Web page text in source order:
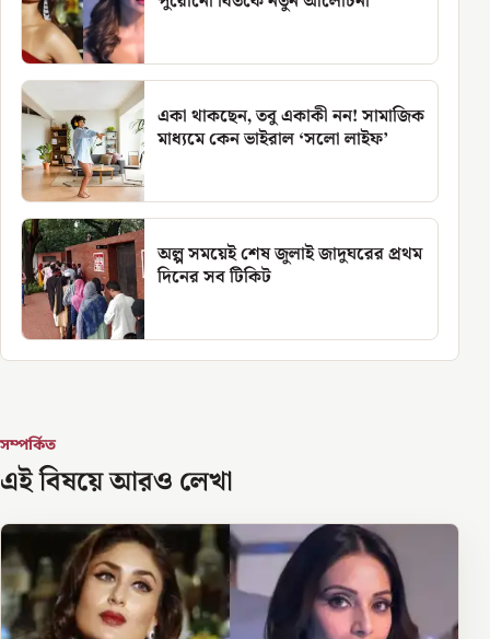
একা থাকছেন, তবু একাকী নন! সামাজিক
মাধ্যমে কেন ভাইরাল ‘সলো লাইফ’
অল্প সময়েই শেষ জুলাই জাদুঘরের প্রথম
দিনের সব টিকিট
সম্পর্কিত
এই বিষয়ে আরও লেখা